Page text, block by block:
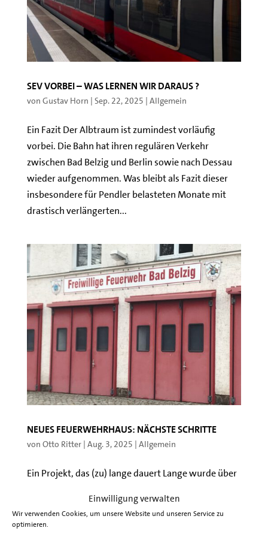
Einwilligung verwalten
Wir verwenden Cookies, um unsere Website und unseren Service zu
optimieren.
SEV vorbei – Was lernen wir daraus ?
von Gustav Horn | Sep. 22, 2025 | Allgemein
Ein Fazit Der Albtraum ist zumindest vorläufig
vorbei. Die Bahn hat ihren regulären Verkehr
zwischen Bad Belzig und Berlin sowie nach Dessau
wieder aufgenommen. Was bleibt als Fazit dieser
insbesondere für Pendler belasteten Monate mit
drastisch verlängerten...
Neues Feuerwehrhaus: Nächste Schritte
von Otto Ritter| Aug. 3, 2025 | Allgemein
Ein Projekt, das (zu) lange dauert Lange wurde über
diskutiert. Nach einer Einigung auf den Turmplatz
als Standort wurde der dort vorgesehene Neubau